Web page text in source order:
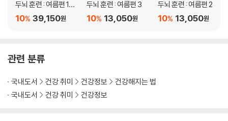
두뇌 훈련 : 여름편 1~3
권 세트39,150원
10%
두뇌 훈련 : 여름편 3
13,050원
10%
두뇌 훈련 : 여름편 2
13,050원
10%
관련 분류
국내도서 건강 취미 건강정보
건강해지는 법
국내도서
건강 취미 건강정보